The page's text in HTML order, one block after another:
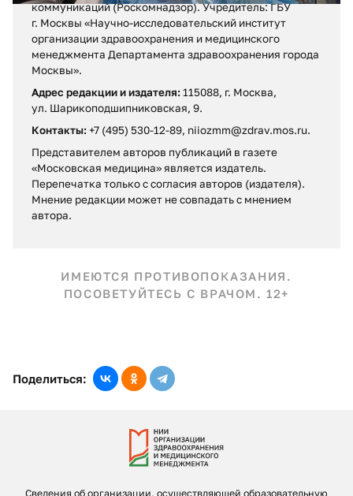
коммуникаций (Роскомнадзор). Учредитель: ГБУ
г. Москвы «Научно-исследовательский институт
организации здравоохранения и медицинского
менеджмента Департамента здравоохранения города
Москвы».
Адрес редакции и издателя: 115088, г. Москва,
ул. Шарикоподшипниковская, 9.
Контакты: +7 (495) 530-12-89, niiozmm@zdrav.mos.ru.
Представителем авторов публикаций в газете
«Московская медицина» является издатель.
Перепечатка только с согласия авторов (издателя).
Мнение редакции может не совпадать c мнением
автора.
ИМЕЮТСЯ ПРОТИВОПОКАЗАНИЯ.
ПОСОВЕТУЙТЕСЬ С ВРАЧОМ. 12+
Поделиться:
Сведения об организации, осуществляющей образовательную